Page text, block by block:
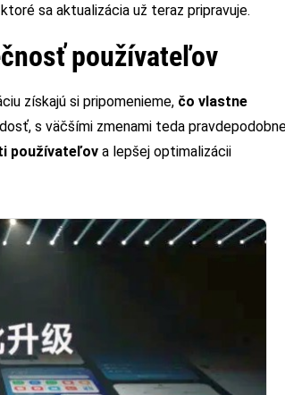
sa aktualizácia už teraz pripravuje.
používateľov
získajú si pripomenieme, čo vlastne
s väčšími zmenami teda
používateľov a lepšej optimalizácii